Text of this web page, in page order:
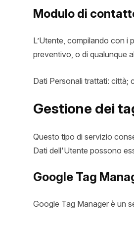
Modulo di
L’Utente, compilando con i
preventivo, o di qualunque
Dati Personali trattati: città;
Gestione dei
Questo tipo di servizio
Dati dell'Utente possono
Google Tag
Google Tag Manager è un